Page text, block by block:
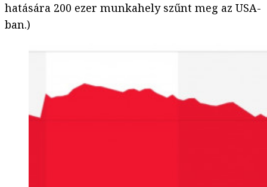
hatására 200 ezer munkahely szűnt meg az USA-
ban.)